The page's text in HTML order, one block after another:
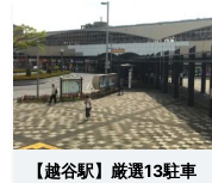
【越谷駅】厳選13駐車